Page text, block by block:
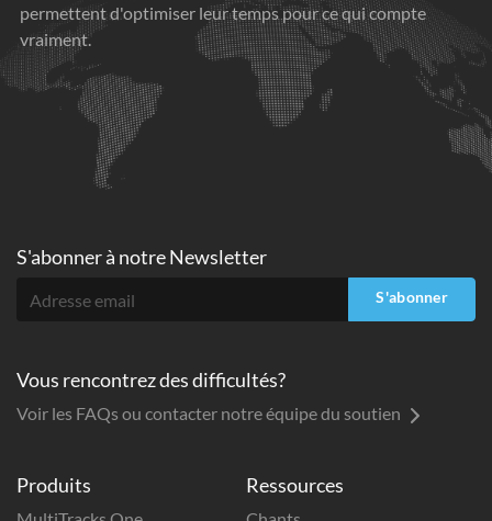
permettent d'optimiser leur temps pour ce qui compte
vraiment.
Produits Ressources
S'abonner à notre Newsletter
S'abonner
Vous rencontrez des difficultés?
Voir les FAQs ou contacter notre équipe du soutien